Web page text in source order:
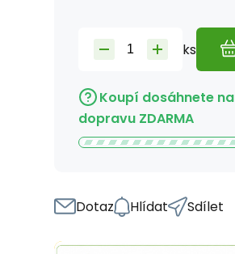
ks
Koupí dosáhnete na
dopravu ZDARMA
Dotaz Hlídat Sdílet